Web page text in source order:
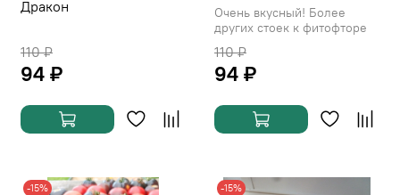
Дракон
110 ₽
94 ₽
Очень вкусный! Более
других стоек к фитофторе
110 ₽
94 ₽
-15% -15%